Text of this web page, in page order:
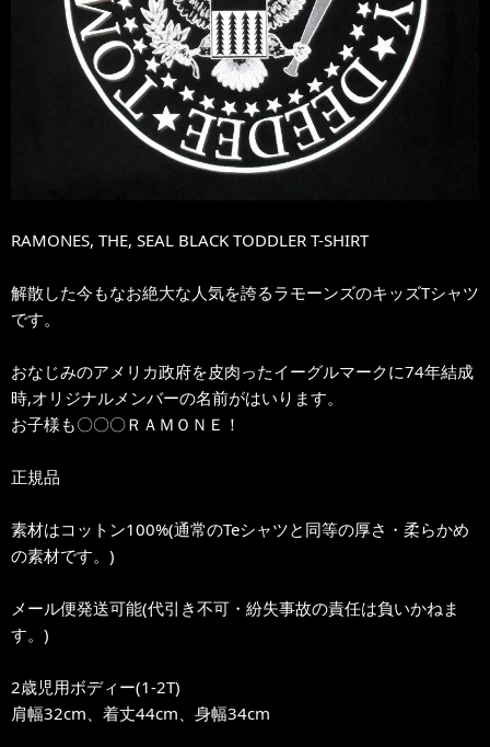
RAMONES, THE, SEAL BLACK TODDLER T-SHIRT
解散した今もなお絶大な人気を誇るラモーンズのキッズTシャツ
です。
おなじみのアメリカ政府を皮肉ったイーグルマークに74年結成
時,オリジナルメンバーの名前がはいります。
お子様も〇〇〇ＲＡＭＯＮＥ！
正規品
素材はコットン100%(通常のTeシャツと同等の厚さ・柔らかめ
の素材です。)
メール便発送可能(代引き不可・紛失事故の責任は負いかねま
す。)
2歳児用ボディー(1-2T)
肩幅32cm、着丈44cm、身幅34cm